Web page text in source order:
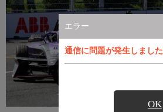
エラー
通信に問題が発生しまし
OK